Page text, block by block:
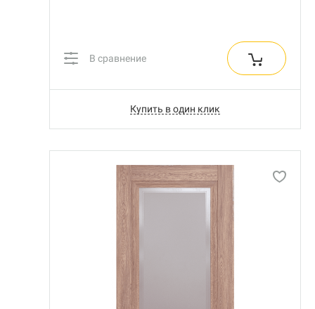
В сравнение
Купить в один клик